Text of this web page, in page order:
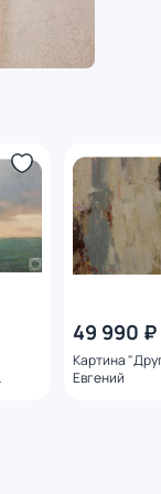
49 990 ₽
Картина
Евгений